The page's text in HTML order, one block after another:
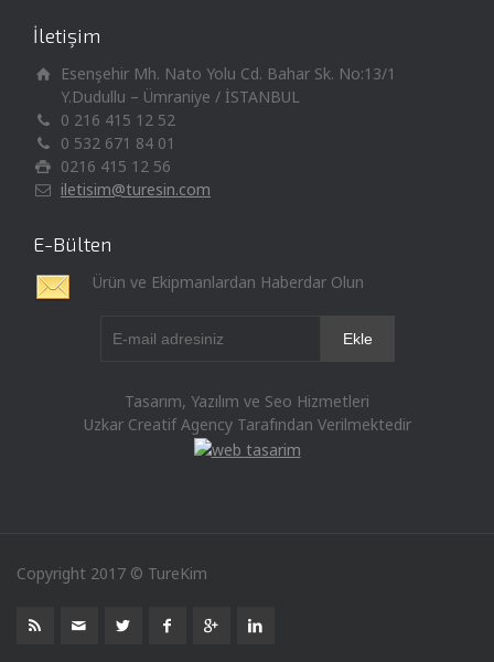
İletişim
Esenşehir Mh. Nato Yolu Cd. Bahar Sk. No:13/1
Y.Dudullu – Ümraniye / İSTANBUL
0 216 415 12 52
0 532 671 84 01
0216 415 12 56
iletisim@turesin.com
E-Bülten
Ürün ve Ekipmanlardan Haberdar Olun
Tasarım, Yazılım ve Seo Hizmetleri
Uzkar Creatif Agency Tarafından Verilmektedir
Copyright 2017 © TureKim